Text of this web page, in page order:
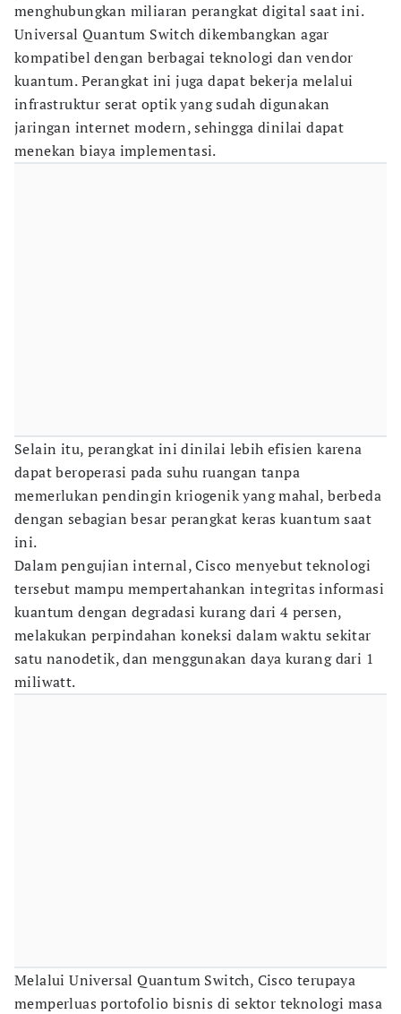
menghubungkan miliaran perangkat digital saat ini.
Universal Quantum Switch dikembangkan agar
kompatibel dengan berbagai teknologi dan vendor
kuantum. Perangkat ini juga dapat bekerja melalui
infrastruktur serat optik yang sudah digunakan
jaringan internet modern, sehingga dinilai dapat
menekan biaya implementasi.
Selain itu, perangkat ini dinilai lebih efisien karena
dapat beroperasi pada suhu ruangan tanpa
memerlukan pendingin kriogenik yang mahal, berbeda
dengan sebagian besar perangkat keras kuantum saat
ini.
Dalam pengujian internal, Cisco menyebut teknologi
tersebut mampu mempertahankan integritas informasi
kuantum dengan degradasi kurang dari 4 persen,
melakukan perpindahan koneksi dalam waktu sekitar
satu nanodetik, dan menggunakan daya kurang dari 1
miliwatt.
Melalui Universal Quantum Switch, Cisco terupaya
memperluas portofolio bisnis di sektor teknologi masa